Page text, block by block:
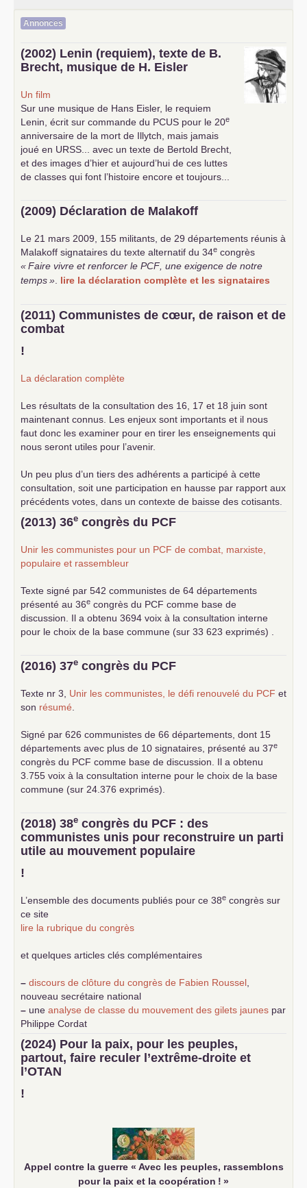
Annonces
(2002) Lenin (requiem), texte de B.
Brecht, musique de H. Eisler
Un film
Sur une musique de Hans Eisler, le requiem
Lenin, écrit sur commande du PCUS pour le 20e
anniversaire de la mort de Illytch, mais jamais
joué en URSS ... avec un texte de Bertold Brecht,
et des images d’hier et aujourd’hui de ces luttes
de classes qui font l’histoire encore et toujours...
(2009) Déclaration de Malakoff
Le 21 mars 2009, 155 militants, de 29 départements réunis à
Malakoff signataires du texte alternatif du 34e congrès
«Faire vivre et renforcer le PCF , une exigence de notre
temps» lire la déclaration complète et les signataires
(2011) Communistes de cœur, de raison et de
combat
!
La déclaration complète
Les résultats de la consultation des 16, 17 et 18 juin sont
maintenant connus. Les enjeux sont importants et il nous
faut donc les examiner pour en tirer les enseignements qui
nous seront utiles pour l’avenir.
Un peu plus d’un tiers des adhérents a participé à cette
consultation, soit une participation en hausse par rapport aux
précédents votes, dans un contexte de baisse des cotisants.
... lire la suite
(2013) 36e congrès du PCF
Unir les communistes pour un PCF de combat, marxiste,
populaire et rassembleur
Texte signé par 542 communistes de 64 départements
présenté au 36e congrès du PCF comme base de
discussion. Il a obtenu 3694 voix à la consultation interne
pour le choix de la base commune (sur 33 623 exprimés) .
(2016) 37e congrès du PCF
Texte nr 3, Unir les communistes, le défi renouvelé du PCF et
son résumé
Signé par 626 communistes de 66 départements, dont 15
départements avec plus de 10 signataires, présenté au 37e
congrès du PCF comme base de discussion. Il a obtenu
3.755 voix à la consultation interne pour le choix de la base
commune (sur 24.376 exprimés).
(2018) 38e congrès du PCF : des
communistes unis pour reconstruire un parti
utile au mouvement populaire
!
L’ensemble des documents publiés pour ce 38e congrès sur
ce site
lire la rubrique du congrès
et quelques articles clés complémentaires
– discours de clôture du congrès de Fabien Roussel
nouveau secrétaire national
– une analyse de classe du mouvement des gilets jaunes par
Philippe Cordat
–
un texte de Jean-Claude Delaunay
le marxisme est la
science sociale de notre temps
–un appel proposé aux partis communistes et ouvrier
d’Europe
–
(2024) Pour la paix, pour les peuples,
partout, faire reculer l’extrême-droite et
l’OTAN
!
Appel contre la guerre « Avec les peuples, rassemblons
pour la paix et la coopération ! »